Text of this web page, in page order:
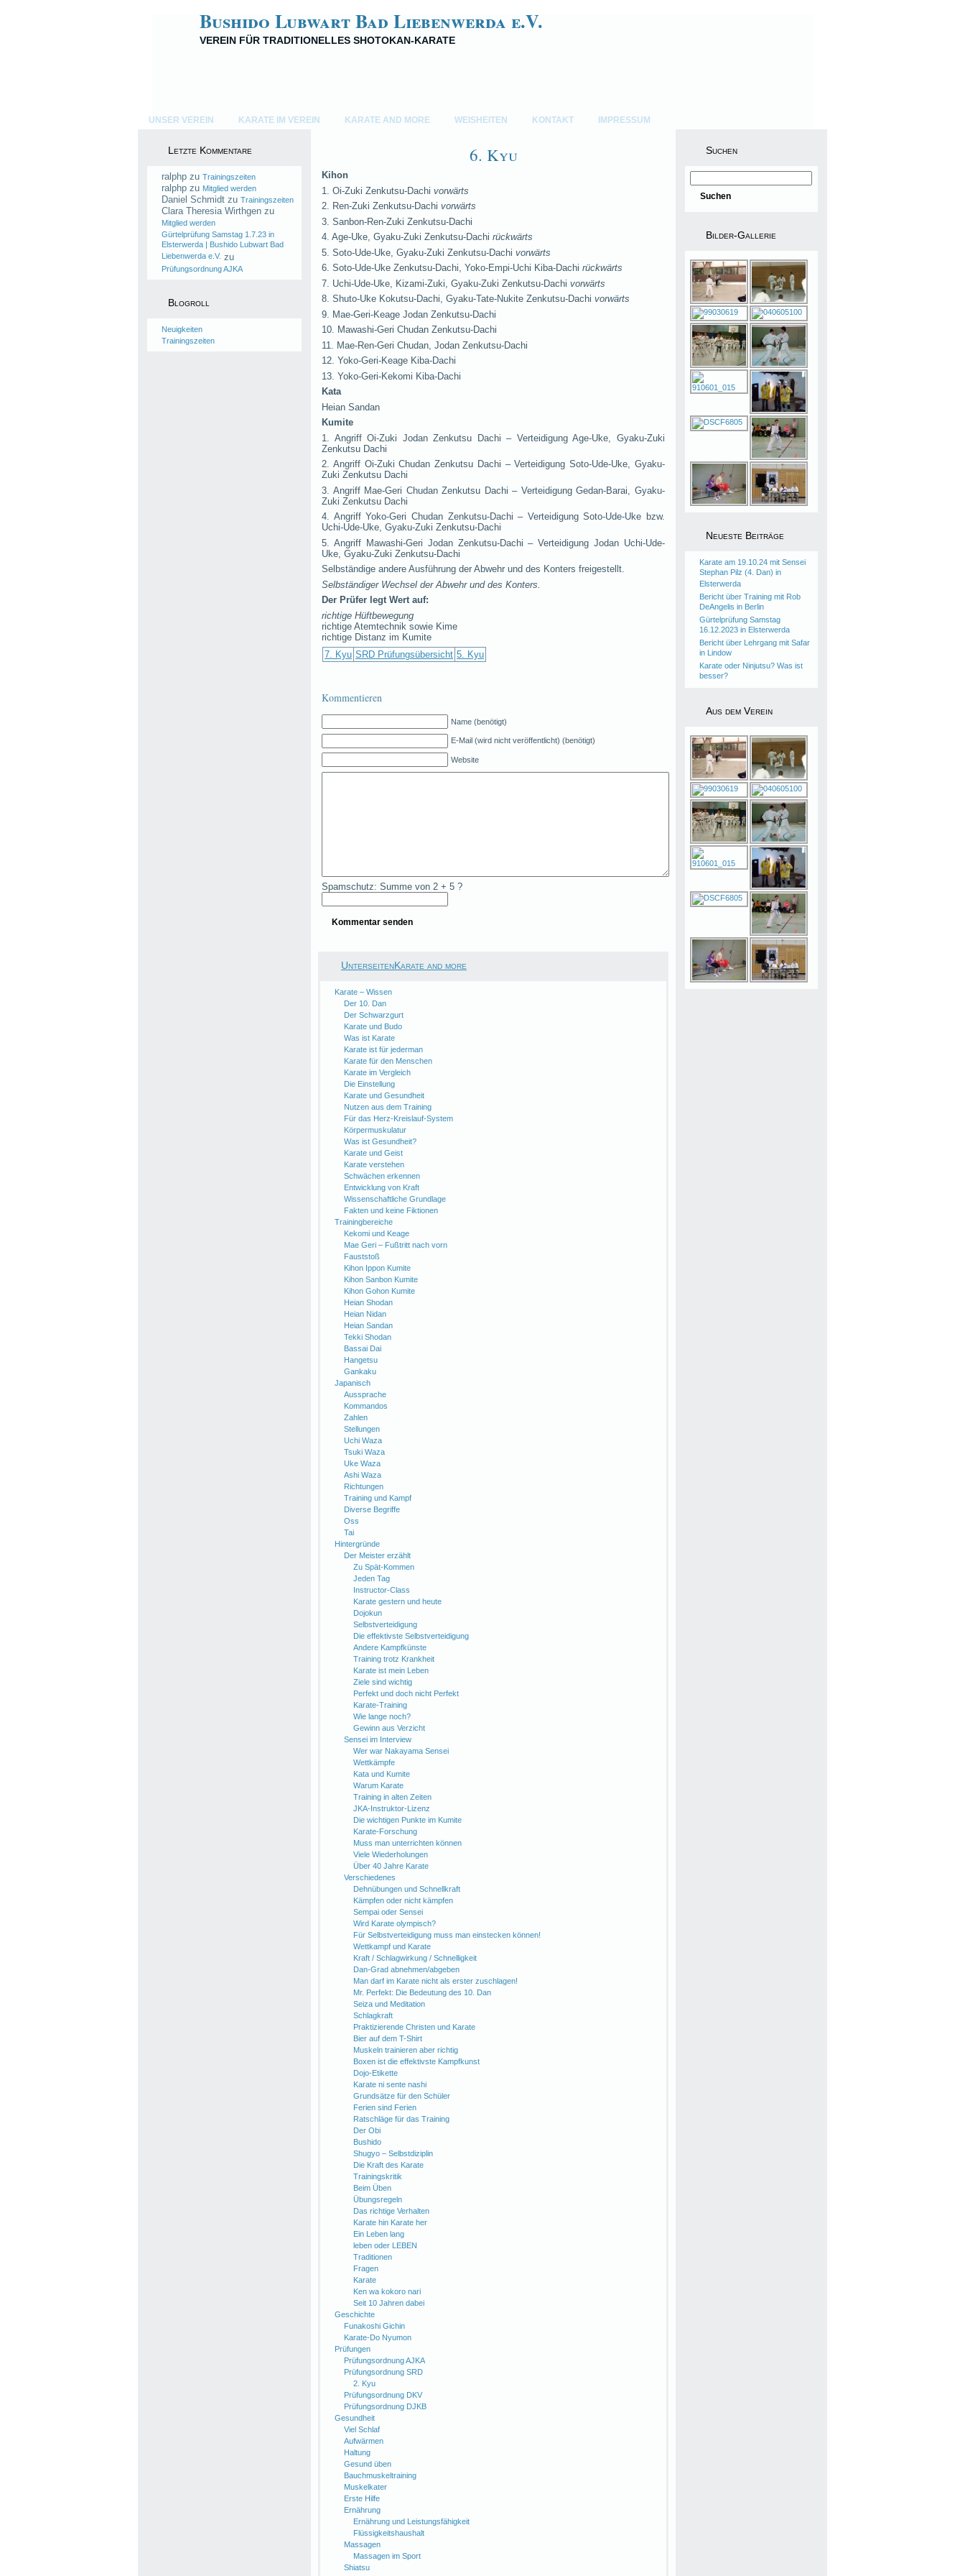
Bushido Lubwart Bad Liebenwerda e.V.
VEREIN FÜR TRADITIONELLES SHOTOKAN-KARATE
UNSER VEREIN KARATE IM VEREIN KARATE AND MORE WEISHEITEN KONTAKT IMPRESSUM
Letzte Kommentare
ralphp zu Trainingszeiten
ralphp zu Mitglied werden
Daniel Schmidt zu Trainingszeiten
Clara Theresia Wirthgen zu
Mitglied werden
Gürtelprüfung Samstag 1.7.23 in
Elsterwerda | Bushido Lubwart Bad
Liebenwerda e.V. zu
Prüfungsordnung AJKA
Blogroll
Neuigkeiten
Trainingszeiten
6. Kyu
Kihon
1. Oi-Zuki Zenkutsu-Dachi vorwärts
2. Ren-Zuki Zenkutsu-Dachi vorwärts
3. Sanbon-Ren-Zuki Zenkutsu-Dachi
4. Age-Uke, Gyaku-Zuki Zenkutsu-Dachi rückwärts
5. Soto-Ude-Uke, Gyaku-Zuki Zenkutsu-Dachi vorwärts
6. Soto-Ude-Uke Zenkutsu-Dachi, Yoko-Empi-Uchi Kiba-Dachi rückwärts
7. Uchi-Ude-Uke, Kizami-Zuki, Gyaku-Zuki Zenkutsu-Dachi vorwärts
8. Shuto-Uke Kokutsu-Dachi, Gyaku-Tate-Nukite Zenkutsu-Dachi vorwärts
9. Mae-Geri-Keage Jodan Zenkutsu-Dachi
10. Mawashi-Geri Chudan Zenkutsu-Dachi
11. Mae-Ren-Geri Chudan, Jodan Zenkutsu-Dachi
12. Yoko-Geri-Keage Kiba-Dachi
13. Yoko-Geri-Kekomi Kiba-Dachi
Kata
Heian Sandan
Kumite
1. Angriff Oi-Zuki Jodan Zenkutsu Dachi – Verteidigung Age-Uke, Gyaku-Zuki
Zenkutsu Dachi
2. Angriff Oi-Zuki Chudan Zenkutsu Dachi – Verteidigung Soto-Ude-Uke, Gyaku-
Zuki Zenkutsu Dachi
3. Angriff Mae-Geri Chudan Zenkutsu Dachi – Verteidigung Gedan-Barai, Gyaku-
Zuki Zenkutsu Dachi
4. Angriff Yoko-Geri Chudan Zenkutsu-Dachi – Verteidigung Soto-Ude-Uke bzw.
Uchi-Ude-Uke, Gyaku-Zuki Zenkutsu-Dachi
5. Angriff Mawashi-Geri Jodan Zenkutsu-Dachi – Verteidigung Jodan Uchi-Ude-
Uke, Gyaku-Zuki Zenkutsu-Dachi
Selbständige andere Ausführung der Abwehr und des Konters freigestellt.
Selbständiger Wechsel der Abwehr und des Konters.
Der Prüfer legt Wert auf:
richtige Hüftbewegung
richtige Atemtechnik sowie Kime
richtige Distanz im Kumite
7. Kyu SRD Prüfungsübersicht 5. Kyu
Kommentieren
Name (benötigt)
E-Mail (wird nicht veröffentlicht) (benötigt)
Website
Spamschutz: Summe von 2 + 5 ?
UnterseitenKarate and more
Karate – Wissen
Der 10. Dan
Der Schwarzgurt
Karate und Budo
Was ist Karate
Karate ist für jederman
Karate für den Menschen
Karate im Vergleich
Die Einstellung
Karate und Gesundheit
Nutzen aus dem Training
Für das Herz-Kreislauf-System
Körpermuskulatur
Was ist Gesundheit?
Karate und Geist
Karate verstehen
Schwächen erkennen
Entwicklung von Kraft
Wissenschaftliche Grundlage
Fakten und keine Fiktionen
Trainingbereiche
Kekomi und Keage
Mae Geri – Fußtritt nach vorn
Fauststoß
Kihon Ippon Kumite
Kihon Sanbon Kumite
Kihon Gohon Kumite
Heian Shodan
Heian Nidan
Heian Sandan
Tekki Shodan
Bassai Dai
Hangetsu
Gankaku
Japanisch
Aussprache
Kommandos
Zahlen
Stellungen
Uchi Waza
Tsuki Waza
Uke Waza
Ashi Waza
Richtungen
Training und Kampf
Diverse Begriffe
Oss
Tai
Hintergründe
Der Meister erzählt
Zu Spät-Kommen
Jeden Tag
Instructor-Class
Karate gestern und heute
Dojokun
Selbstverteidigung
Die effektivste Selbstverteidigung
Andere Kampfkünste
Training trotz Krankheit
Karate ist mein Leben
Ziele sind wichtig
Perfekt und doch nicht Perfekt
Karate-Training
Wie lange noch?
Gewinn aus Verzicht
Sensei im Interview
Wer war Nakayama Sensei
Wettkämpfe
Kata und Kumite
Warum Karate
Training in alten Zeiten
JKA-Instruktor-Lizenz
Die wichtigen Punkte im Kumite
Karate-Forschung
Muss man unterrichten können
Viele Wiederholungen
Über 40 Jahre Karate
Verschiedenes
Dehnübungen und Schnellkraft
Kämpfen oder nicht kämpfen
Sempai oder Sensei
Wird Karate olympisch?
Für Selbstverteidigung muss man einstecken können!
Wettkampf und Karate
Kraft / Schlagwirkung / Schnelligkeit
Dan-Grad abnehmen/abgeben
Man darf im Karate nicht als erster zuschlagen!
Mr. Perfekt: Die Bedeutung des 10. Dan
Seiza und Meditation
Schlagkraft
Praktizierende Christen und Karate
Bier auf dem T-Shirt
Muskeln trainieren aber richtig
Boxen ist die effektivste Kampfkunst
Dojo-Etikette
Karate ni sente nashi
Grundsätze für den Schüler
Ferien sind Ferien
Ratschläge für das Training
Der Obi
Bushido
Shugyo – Selbstdiziplin
Die Kraft des Karate
Trainingskritik
Beim Üben
Übungsregeln
Das richtige Verhalten
Karate hin Karate her
Ein Leben lang
leben oder LEBEN
Traditionen
Fragen
Karate
Ken wa kokoro nari
Seit 10 Jahren dabei
Geschichte
Funakoshi Gichin
Karate-Do Nyumon
Prüfungen
Prüfungsordnung AJKA
Prüfungsordnung SRD
2. Kyu
Prüfungsordnung DKV
Prüfungsordnung DJKB
Gesundheit
Viel Schlaf
Aufwärmen
Haltung
Gesund üben
Bauchmuskeltraining
Muskelkater
Erste Hilfe
Ernährung
Ernährung und Leistungsfähigkeit
Flüssigkeitshaushalt
Massagen
Massagen im Sport
Shiatsu
Suchen
Bilder-Gallerie
Neueste Beiträge
Karate am 19.10.24 mit Sensei
Stephan Pilz (4. Dan) in
Elsterwerda
Bericht über Training mit Rob
DeAngelis in Berlin
Gürtelprüfung Samstag
16.12.2023 in Elsterwerda
Bericht über Lehrgang mit Safar
in Lindow
Karate oder Ninjutsu? Was ist
besser?
Aus dem Verein